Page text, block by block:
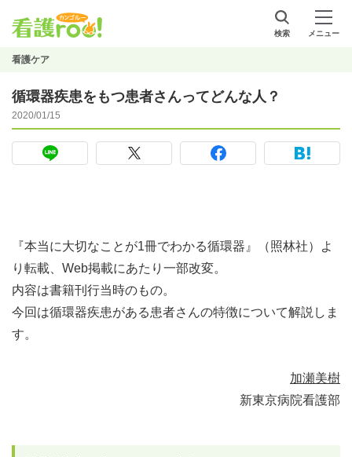
検索 メニュー
看護ケア
循環器疾患をもつ患者さんってどんな人？
2020/01/15
『本当に大切なことが1冊でわかる循環器』（照林社）よ
り転載、Web掲載にあたり一部改変。
内容は書籍刊行当時のもの。
今回は循環器疾患がある患者さんの特徴について解説しま
す。
加瀬美樹
新東京病院看護部